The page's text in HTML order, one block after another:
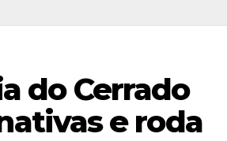
do Cerrado
e roda